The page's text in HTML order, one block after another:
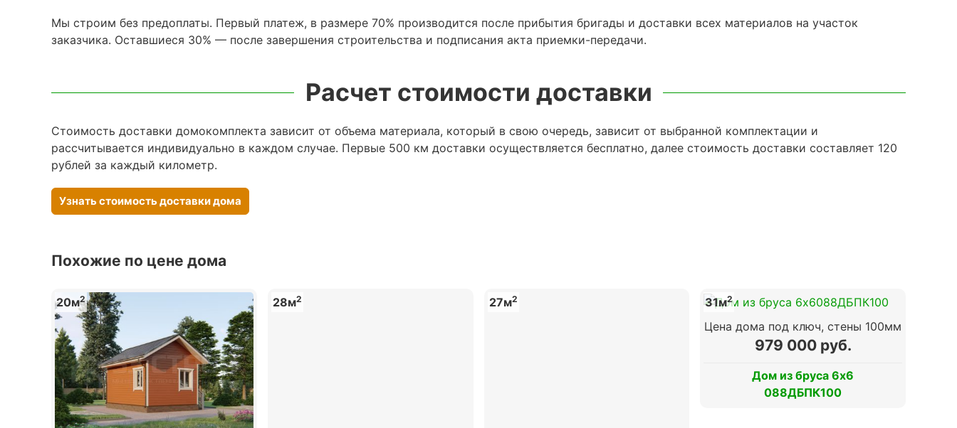
Мы строим без предоплаты. Первый платеж, в размере 70% производится после прибытия бригады и доставки всех материалов на участок
заказчика. Оставшиеся 30% — после завершения строительства и подписания акта приемки-передачи.
Расчет стоимости доставки
Стоимость доставки домокомплекта зависит от объема материала, который в свою очередь, зависит от выбранной комплектации и
рассчитывается индивидуально в каждом случае. Первые 500 км доставки осуществляется бесплатно, далее стоимость доставки составляет 120
рублей за каждый километр.
Узнать стоимость доставки дома
Похожие по цене дома
20м2 28м2 27м2 31м2
Цена дома под ключ, стены 100мм
979 000 руб.
Дом из бруса 6х6
088ДБПК100